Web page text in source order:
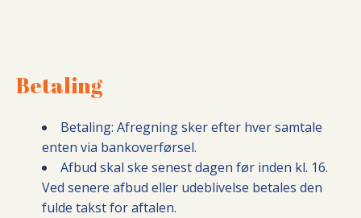
Betaling
Betaling: Afregning sker efter hver samtale
enten via bankoverførsel.
Afbud skal ske senest dagen før inden kl. 16.
Ved senere afbud eller udeblivelse betales den
fulde takst for aftalen.